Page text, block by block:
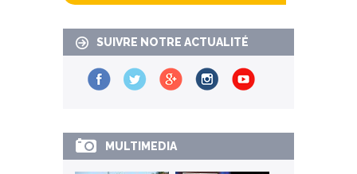
SUIVRE NOTRE ACTUALITÉ
MULTIMEDIA